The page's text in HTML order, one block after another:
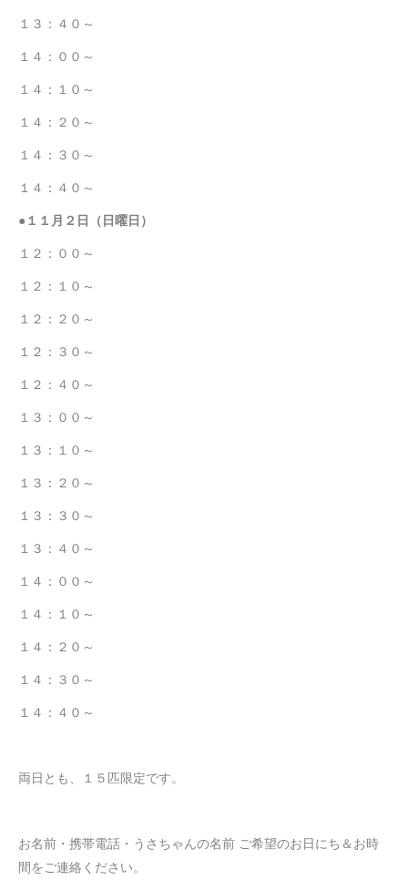
１３：４０～
１４：００～
１４：１０～
１４：２０～
１４：３０～
１４：４０～
●１１月２日（日曜日）
１２：００～
１２：１０～
１２：２０～
１２：３０～
１２：４０～
１３：００～
１３：１０～
１３：２０～
１３：３０～
１３：４０～
１４：００～
１４：１０～
１４：２０～
１４：３０～
１４：４０～
両日とも、１５匹限定です。
お名前・携帯電話・うさちゃんの名前 ご希望のお日にち＆お時
間をご連絡ください。